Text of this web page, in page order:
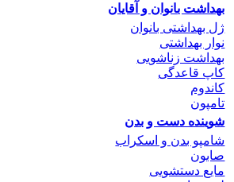
بهداشت بانوان و آقایان
ژل بهداشتی بانوان
نوار بهداشتی
بهداشت زناشویی
کاپ قاعدگی
کاندوم
تامپون
شوینده دست و بدن
شامپو بدن و اسکراب
صابون
مایع دستشویی